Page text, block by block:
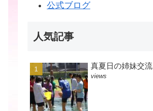
公式ブログ
人気記事
真夏日の姉妹交流
views